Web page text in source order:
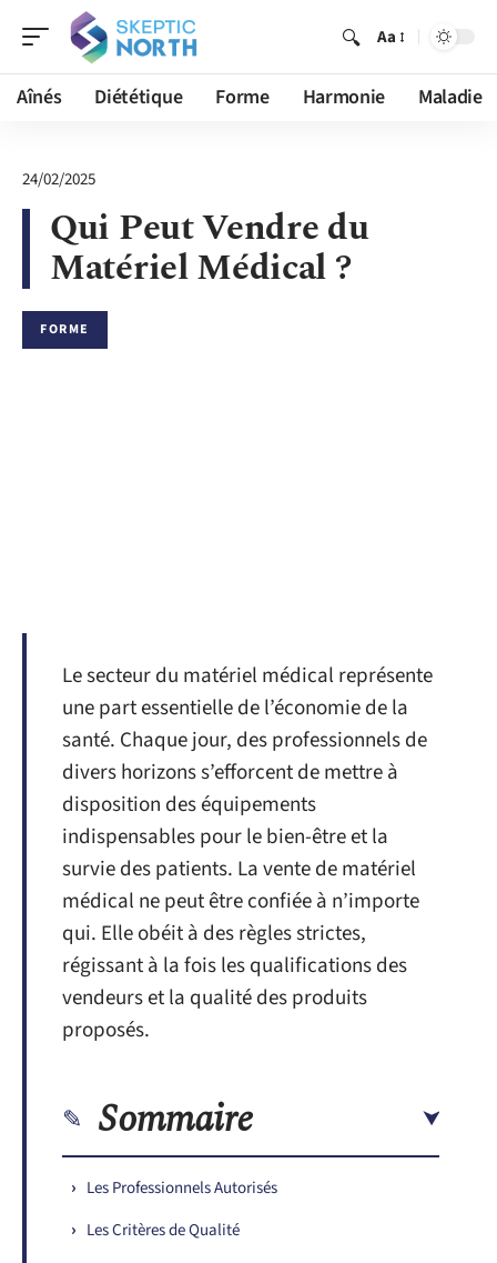
Aa
Aînés Diététique Forme Harmonie Maladie
24/02/2025
Qui Peut Vendre du
Matériel Médical ?
FORME
Le secteur du matériel médical représente
une part essentielle de l’économie de la
santé. Chaque jour, des professionnels de
divers horizons s’efforcent de mettre à
disposition des équipements
indispensables pour le bien-être et la
survie des patients. La vente de matériel
médical ne peut être confiée à n’importe
qui. Elle obéit à des règles strictes,
régissant à la fois les qualifications des
vendeurs et la qualité des produits
proposés.
Sommaire
Les Professionnels Autorisés
Les Critères de Qualité